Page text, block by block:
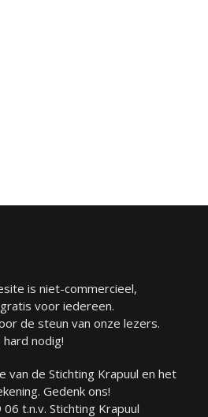
is niet-commercieel,
voor iedereen.
de steun van onze lezers.
nodig!
van de Stichting Krapuul en het
Gedenk ons!
t.n.v. Stichting Krapuul